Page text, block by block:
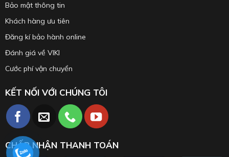
Bảo mật thông tin
Khách hàng ưu tiên
Đăng kí bảo hành online
Đánh giá về VIKI
Cước phí vận chuyển
KẾT NỐI VỚI CHÚNG TÔI
CHẤP NHẬN THANH TOÁN